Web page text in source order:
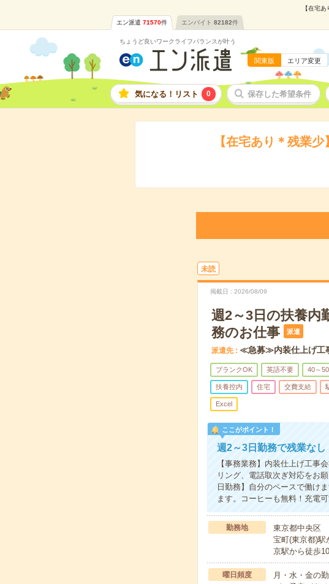
【在宅
エン派遣 71570件 エンバイト 82182件
ちょうど良いワークライフバランスが叶う
関東版 エリア変更
気になる！リスト 0 保存した希望条件
【在宅あり＊残業
未読
掲載日 2026/08/09
週2～3日の扶養内
務のお仕事
派遣
派遣先 ≪急募≫内装仕上げ工
ブランクOK 英語不要 40～
扶養控内 住宅 交費支給
Excel
ここがポイント！
週2～3日勤務で残業な
【事務業務】内装仕上げ工事
リング、電話取次ぎ対応をお
日勤務】自分のペースで働け
ます。コーヒーも無料！充電
勤務地
東京都中央区
宝町(東京都)駅
京駅から徒歩
曜日頻度
月・水・金の